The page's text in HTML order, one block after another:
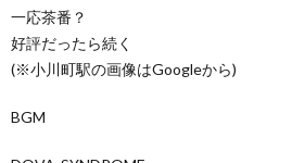
一応茶番？
好評だったら続く
(※小川町駅の画像はGoogleから)
BGM